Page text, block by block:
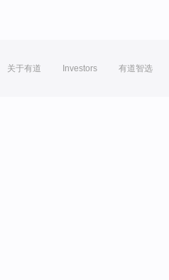
关于有道 Investors 有道智选